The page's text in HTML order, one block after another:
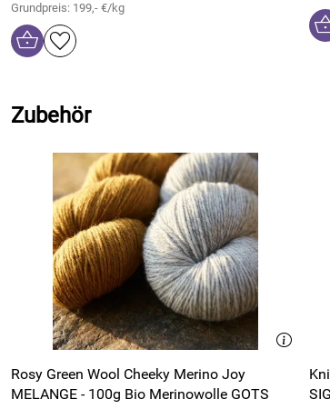
Grundpreis: 199,- €/kg
Zubehör
Rosy Green Wool Cheeky Merino Joy
MELANGE - 100g Bio Merinowolle GOTS